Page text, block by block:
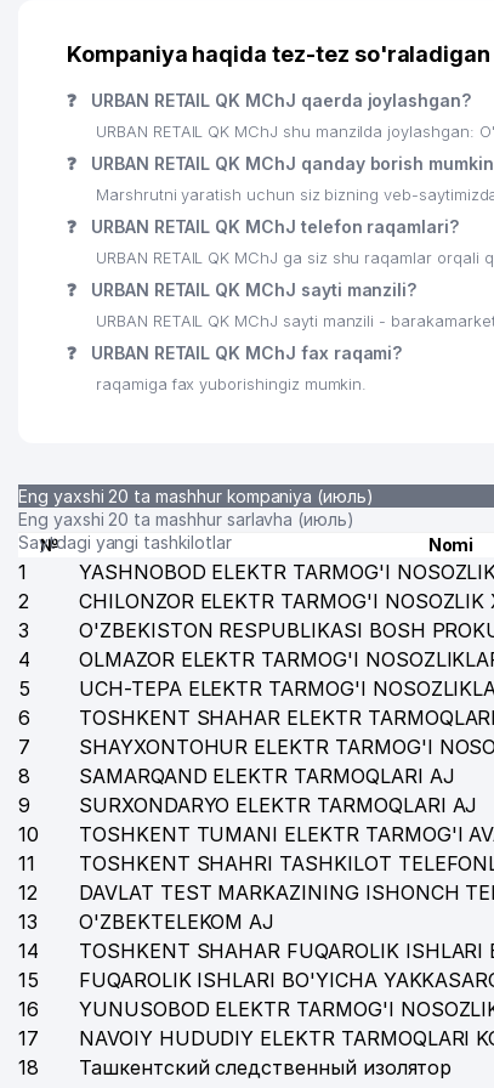
22 ISHONCH VA DOVERIE
23 LINEAR PANEL MChJ
24 O'ZBEKISTON KASABA UYUSHMALARI
MITSUI & CO., LTD. VAKOLATXONA
DISTRITECH CENTRAL ASIA MChJ
27 O'ZBEKISTON AKADEMIK RUS DRAMA TEATRI
28 BIRLASHGAN MILLATLAR TASHKILOTINING
SADA MChJ
31 GLOBAL PASSERVIS QK MChJ
32 KOREYA RESPUBLIKASI ELChINONASI
O'ZBEKISTON RESPUBLIKASI BANDLIK VA
TIAN TECHNOLOGY MChJ
YOSLAR OVOZI VA MOLODYOJ UZBEKISTANA
EXCLUSIVE EDUCATION NODAVLAT TA'LIM
BERLIN-CHEMIE MENARINI GROUP
RESPUBLIKA IXTISOSLASHTIRILGAN
ADVERTISING GUIDE MChJ
KHS GmbH TASHKENT VAKOLATXONA
ART HOTELS MChJ
ANVAR'S GUESTS OILAVIY KORXONASI
O'ZBEKISTON RESPUBLIKASI XALQ TA'LIMI
Kompaniya haqida tez-tez
❓ URBAN RETAIL QK MChJ qaerda joylashgan?
URBAN RETAIL QK MChJ shu manzilda joylashgan:
❓ URBAN RETAIL QK MChJ qanday borish
Marshrutni yaratish uchun siz bizning veb-
❓ URBAN RETAIL QK MChJ telefon raqamlari?
URBAN RETAIL QK MChJ ga siz shu raqamlar orqali
❓ URBAN RETAIL QK MChJ sayti manzili?
URBAN RETAIL QK MChJ sayti manzili -
❓ URBAN RETAIL QK MChJ fax raqami?
raqamiga fax yuborishingiz mumkin.
Eng yaxshi 20 ta mashhur kompaniya (июль)
Eng yaxshi 20 ta mashhur sarlavha (июль)
Saytdagi yangi tashkilotlar
№ Nomi
1 YASHNOBOD ELEKTR TARMOG'I
2
CHILONZOR ELEKTR TARMOG'I NOSOZLIK
3
O'ZBEKISTON RESPUBLIKASI BOSH
4
OLMAZOR ELEKTR TARMOG'I
5
UCH-TEPA ELEKTR TARMOG'I
6
TOSHKENT SHAHAR ELEKTR
7
SHAYXONTOHUR ELEKTR TARMOG'I
8
SAMARQAND ELEKTR TARMOQLARI AJ
9
SURXONDARYO ELEKTR TARMOQLARI AJ
10
TOSHKENT TUMANI ELEKTR TARMOG'I
11
TOSHKENT SHAHRI TASHKILOT
12
DAVLAT TEST MARKAZINING ISHONCH
13
O'ZBEKTELEKOM AJ
14
TOSHKENT SHAHAR FUQAROLIK ISHLARI
15
FUQAROLIK ISHLARI BO'YICHA
16
YUNUSOBOD ELEKTR TARMOG'I
17
NAVOIY HUDUDIY ELEKTR TARMOQLARI
18
Ташкентский следственный изолятор